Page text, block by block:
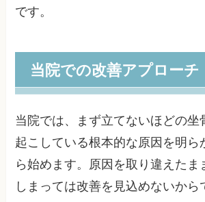
です。
当院での改善アプローチ
当院では、まず立てないほどの坐
起こしている根本的な原因を明ら
ら始めます。原因を取り違えたま
しまっては改善を見込めないから